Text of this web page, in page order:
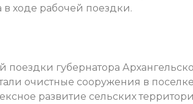
в ходе рабочей поездки.
поездки губернатора
очистные сооружения в
развитие сельских